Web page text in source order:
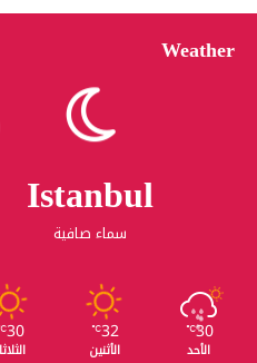
Weather
Istanbul
سماء صافية
30
℃
الأحد
32
℃
الأثنين
30